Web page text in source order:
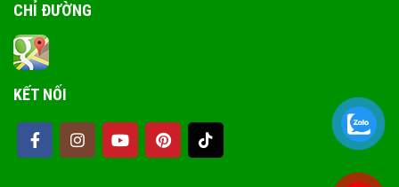
CHỈ ĐƯỜNG
KẾT NỐI